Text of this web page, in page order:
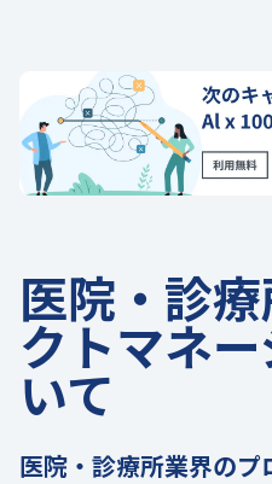
医院・診
クトマネ
いて
医院・診療所業界の